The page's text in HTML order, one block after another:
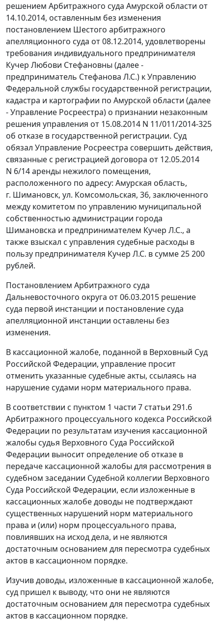
решением Арбитражного суда Амурской области от
14.10.2014, оставленным без изменения
постановлением Шестого арбитражного
апелляционного суда от 08.12.2014, удовлетворены
требования индивидуального предпринимателя
Кучер Любови Стефановны (далее -
предприниматель Стефанова Л.С.) к Управлению
Федеральной службы государственной регистрации,
кадастра и картографии по Амурской области (далее
- Управление Росреестра) о признании незаконным
решения управления от 15.08.2014 N 11/011/2014-325
об отказе в государственной регистрации. Суд
обязал Управление Росреестра совершить действия,
связанные с регистрацией договора от 12.05.2014
N 6/14 аренды нежилого помещения,
расположенного по адресу: Амурская область,
г. Шимановск, ул. Комсомольская, 36, заключенного
между комитетом по управлению муниципальной
собственностью администрации города
Шимановска и предпринимателем Кучер Л.С., а
также взыскал с управления судебные расходы в
пользу предпринимателя Кучер Л.С. в сумме 25 200
рублей.
Постановлением Арбитражного суда
Дальневосточного округа от 06.03.2015 решение
суда первой инстанции и постановление суда
апелляционной инстанции оставлены без
изменения.
В кассационной жалобе, поданной в Верховный Суд
Российской Федерации, управление просит
отменить указанные судебные акты, ссылаясь на
нарушение судами норм материального права.
В соответствии с пунктом 1 части 7 статьи 291.6
Арбитражного процессуального кодекса Российской
Федерации по результатам изучения кассационной
жалобы судья Верховного Суда Российской
Федерации выносит определение об отказе в
передаче кассационной жалобы для рассмотрения в
судебном заседании Судебной коллегии Верховного
Суда Российской Федерации, если изложенные в
кассационных жалобе доводы не подтверждают
существенных нарушений норм материального
права и (или) норм процессуального права,
повлиявших на исход дела, и не являются
достаточным основанием для пересмотра судебных
актов в кассационном порядке.
Изучив доводы, изложенные в кассационной жалобе,
суд пришел к выводу, что они не являются
достаточным основанием для пересмотра судебных
актов в кассационном порядке.